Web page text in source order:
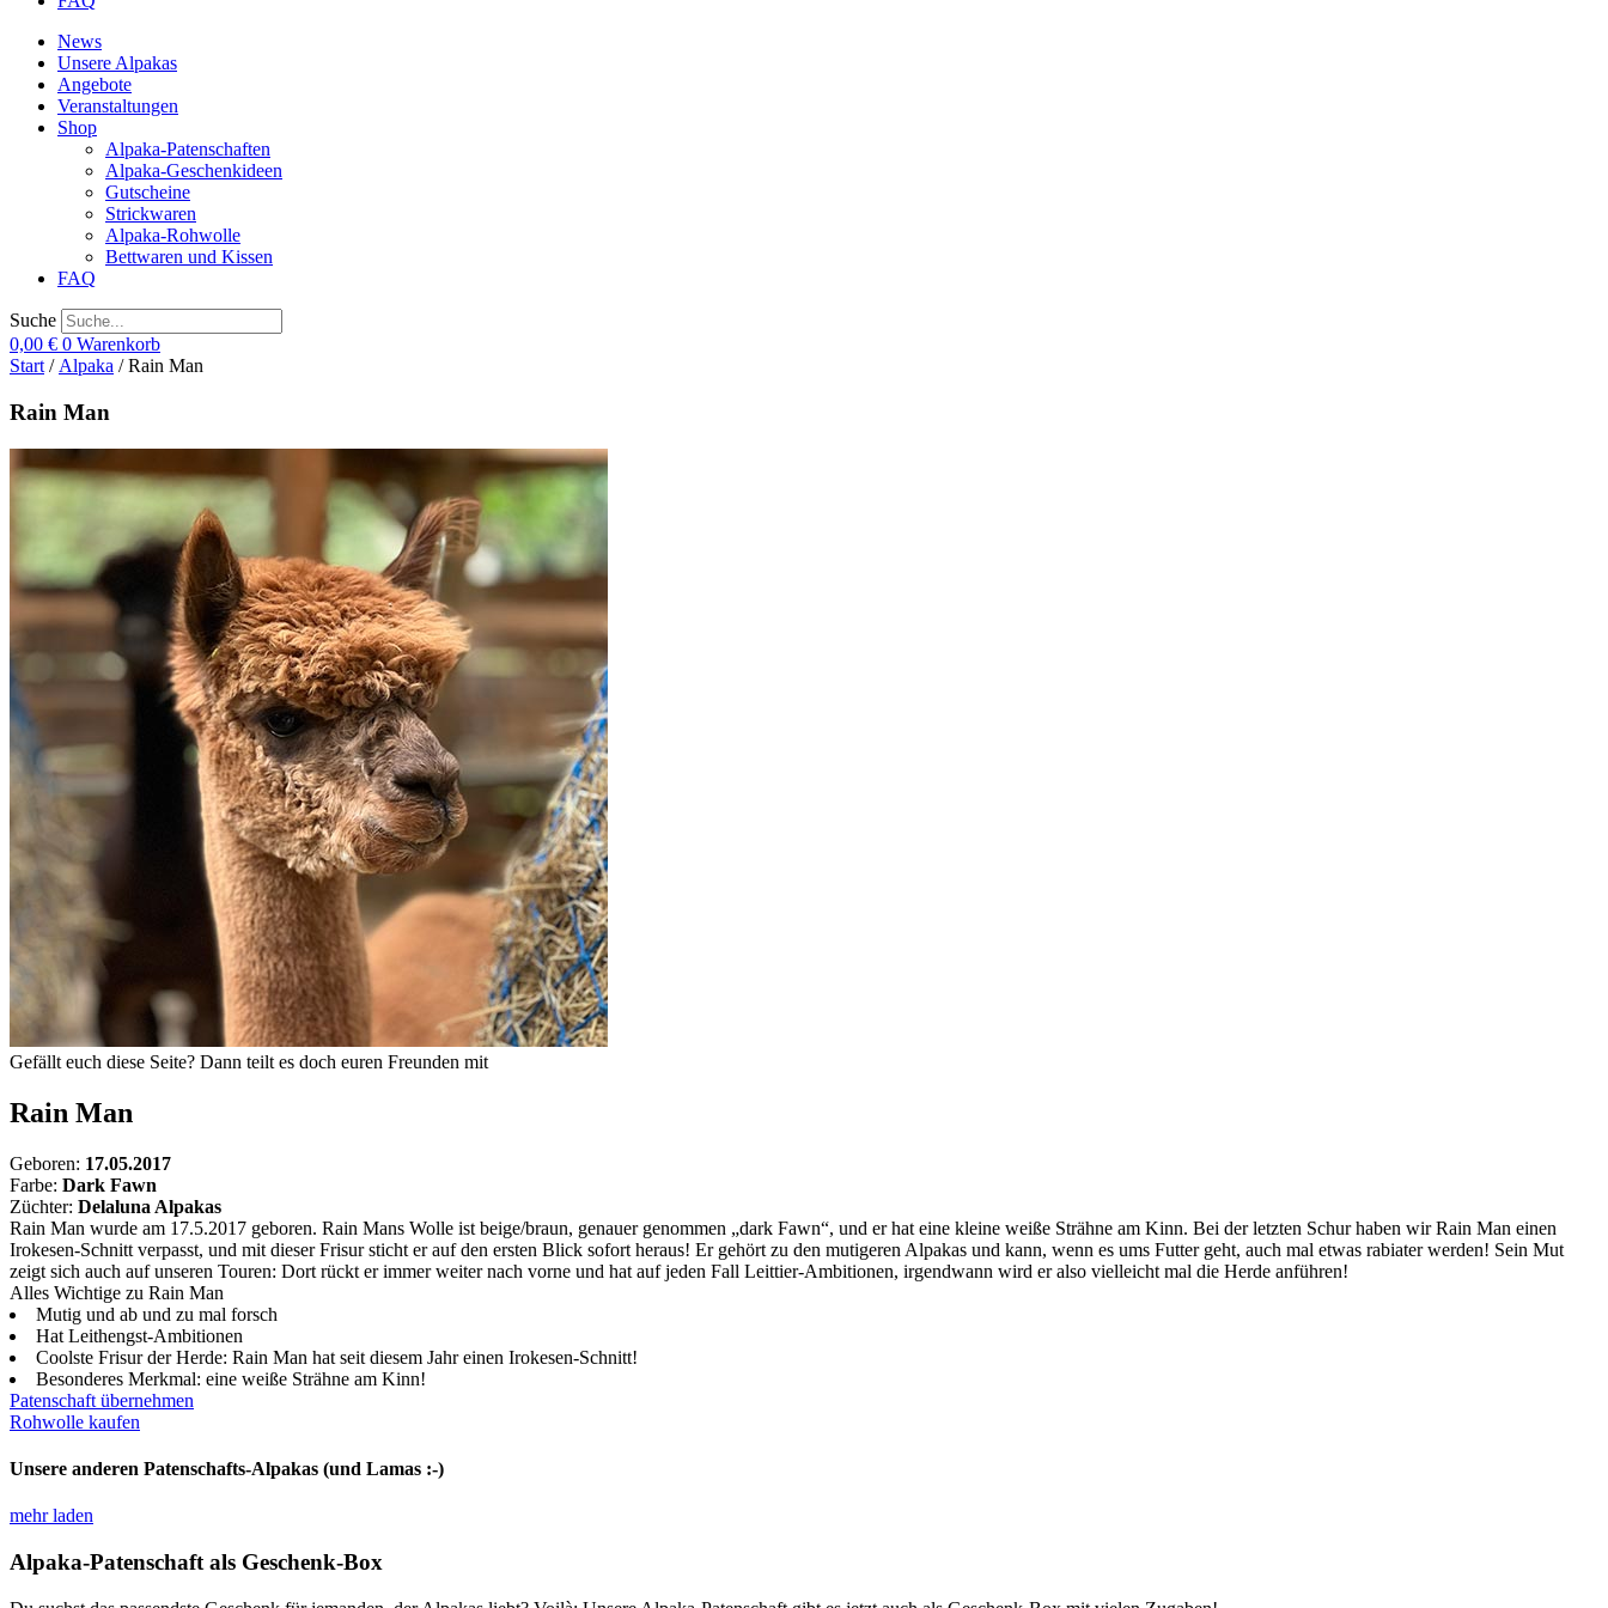
News
Unsere Alpakas
Angebote
Veranstaltungen
Shop
Alpaka-Patenschaften
Alpaka-Geschenkideen
Gutscheine
Strickwaren
Alpaka-Rohwolle
Bettwaren und Kissen
FAQ
Suche
0,00 € 0 Warenkorb
Start/Alpaka / Rain Man
Rain Man
Gefällt euch diese Seite? Dann teilt es doch euren Freunden mit
Rain Man
Geboren: 17.05.2017
Farbe: Dark Fawn
Züchter: Delaluna Alpakas
Rain Man wurde am 17.5.2017 geboren. Rain Mans Wolle ist beige/braun, genauer genommen „dark Fawn“, und er hat eine kleine weiße Strähne am Kinn. Bei der letzten Schur haben wir Rain Man einen
Irokesen-Schnitt verpasst, und mit dieser Frisur sticht er auf den ersten Blick sofort heraus! Er gehört zu den mutigeren Alpakas und kann, wenn es ums Futter geht, auch mal etwas rabiater werden! Sein Mut
zeigt sich auch auf unseren Touren: Dort rückt er immer weiter nach vorne und hat auf jeden Fall Leittier-Ambitionen, irgendwann wird er also vielleicht mal die Herde anführen!
Alles Wichtige zu Rain Man
Mutig und ab und zu mal forsch
Hat Leithengst-Ambitionen
Coolste Frisur der Herde: Rain Man hat seit diesem Jahr einen Irokesen-Schnitt!
Besonderes Merkmal: eine weiße Strähne am Kinn!
Patenschaft übernehmen
Rohwolle kaufen
Unsere anderen Patenschafts-Alpakas (und Lamas :-)
mehr laden
Alpaka-Patenschaft als Geschenk-Box